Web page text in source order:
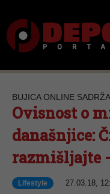
BUJICA ONLINE
Ovisnost o
današnjice:
razmišljajte
Lifestyle 27.03.18,